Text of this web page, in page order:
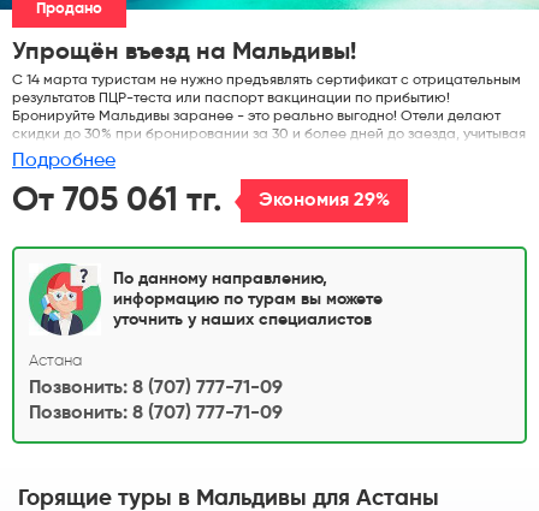
Продано
Упрощён въезд на Мальдивы!
C 14 марта туристам не нужно предъявлять сертификат с отрицательным
результатов ПЦР-теста или паспорт вакцинации по прибытию!
Бронируйте Мальдивы заранее - это реально выгодно! Отели делают
скидки до 30% при бронировании за 30 и более дней до заезда, учитывая
что горящих туров в отели хорошего уровня не бывает, а гестхаусы Вы не
рассматриваете!
Подробнее
От 705 061 тг. Экономия 29%
По данному направлению,
информацию по турам вы можете
уточнить у наших специалистов
Астана
Позвонить: 8 (707) 777-71-09
Позвонить: 8 (707) 777-71-09
Горящие туры в Мальдивы для Астаны